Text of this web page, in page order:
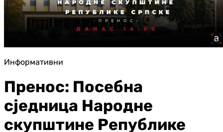
Информативни
Пренос: Посебна
сједница Народне
скупштине Републике